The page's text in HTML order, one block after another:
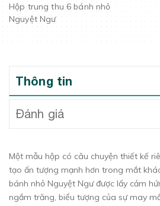
Hộp trung thu 6 bánh nhỏ
Nguyệt Ngư
Thông tin
Đánh giá
Một mẫu hộp có câu chuyện thiết kế
tạo ấn tượng mạnh hơn trong mắt
bánh nhỏ Nguyệt Ngư được lấy cảm
ngắm trăng, biểu tượng của sự may